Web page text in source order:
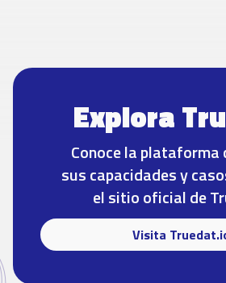
Explora
Conoce la plataforma
sus capacidades y
el sitio oficial de
Visita